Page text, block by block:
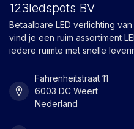
123ledspots BV
Betaalbare LED verlichting
vind je een ruim assortiment
iedere ruimte met snelle
Fahrenheitstraat 11
6003 DC Weert
Nederland